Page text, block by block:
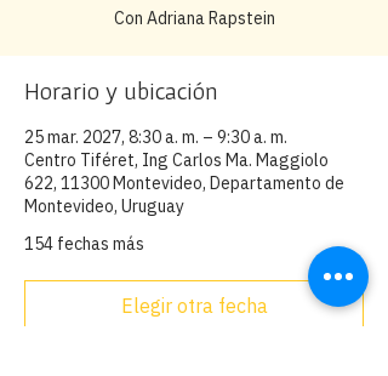
Con Adriana Rapstein
Horario y ubicación
25 mar. 2027, 8:30 a. m. – 9:30 a. m.
Centro Tiféret, Ing Carlos Ma. Maggiolo
622, 11300 Montevideo, Departamento de
Montevideo, Uruguay
154 fechas más
Elegir otra fecha